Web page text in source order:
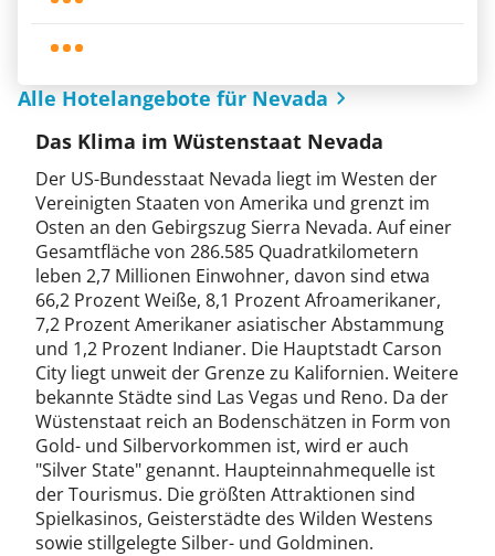
Alle Hotelangebote für Nevada
Das Klima im Wüstenstaat Nevada
Der US-Bundesstaat Nevada liegt im Westen der
Vereinigten Staaten von Amerika und grenzt im
Osten an den Gebirgszug Sierra Nevada. Auf einer
Gesamtfläche von 286.585 Quadratkilometern
leben 2,7 Millionen Einwohner, davon sind etwa
66,2 Prozent Weiße, 8,1 Prozent Afroamerikaner,
7,2 Prozent Amerikaner asiatischer Abstammung
und 1,2 Prozent Indianer. Die Hauptstadt Carson
City liegt unweit der Grenze zu Kalifornien. Weitere
bekannte Städte sind Las Vegas und Reno. Da der
Wüstenstaat reich an Bodenschätzen in Form von
Gold- und Silbervorkommen ist, wird er auch
"Silver State" genannt. Haupteinnahmequelle ist
der Tourismus. Die größten Attraktionen sind
Spielkasinos, Geisterstädte des Wilden Westens
sowie stillgelegte Silber- und Goldminen.